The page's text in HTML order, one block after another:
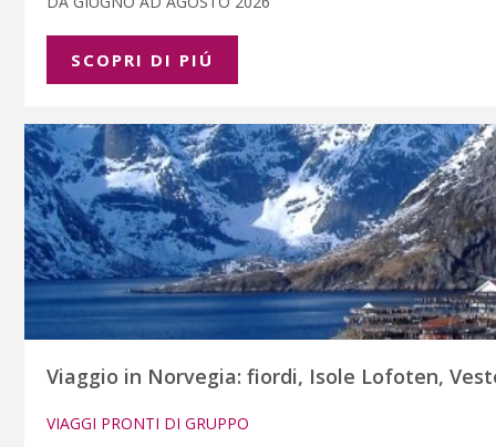
SCOPRI DI PIÚ
Viaggio in Norvegia: fiordi, Isole Lofoten,
VIAGGI PRONTI DI GRUPPO